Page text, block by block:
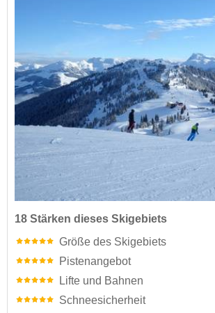
18 Stärken dieses Skigebiets
Größe des Skigebiets
Pistenangebot
Lifte und Bahnen
Schneesicherheit